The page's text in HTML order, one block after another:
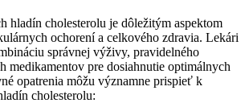
hladín cholesterolu je dôležitým aspektom
ochorení a celkového zdravia. Lekári
správnej výživy, pravidelného
medikamentov pre dosiahnutie optimálnych
opatrenia môžu významne prispieť k
cholesterolu: